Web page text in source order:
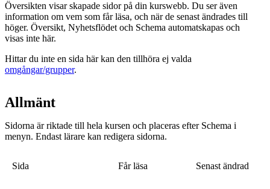
Översikten visar skapade sidor på din kurswebb. Du ser även
information om vem som får läsa, och när de senast ändrades till
höger. Översikt, Nyhetsflödet och Schema automatskapas och
visas inte här.
Hittar du inte en sida här kan den tillhöra ej valda
omgångar/grupper.
Allmänt
Sidorna är riktade till hela kursen och placeras efter Schema i
menyn. Endast lärare kan redigera sidorna.
Sida Får läsa Senast ändrad